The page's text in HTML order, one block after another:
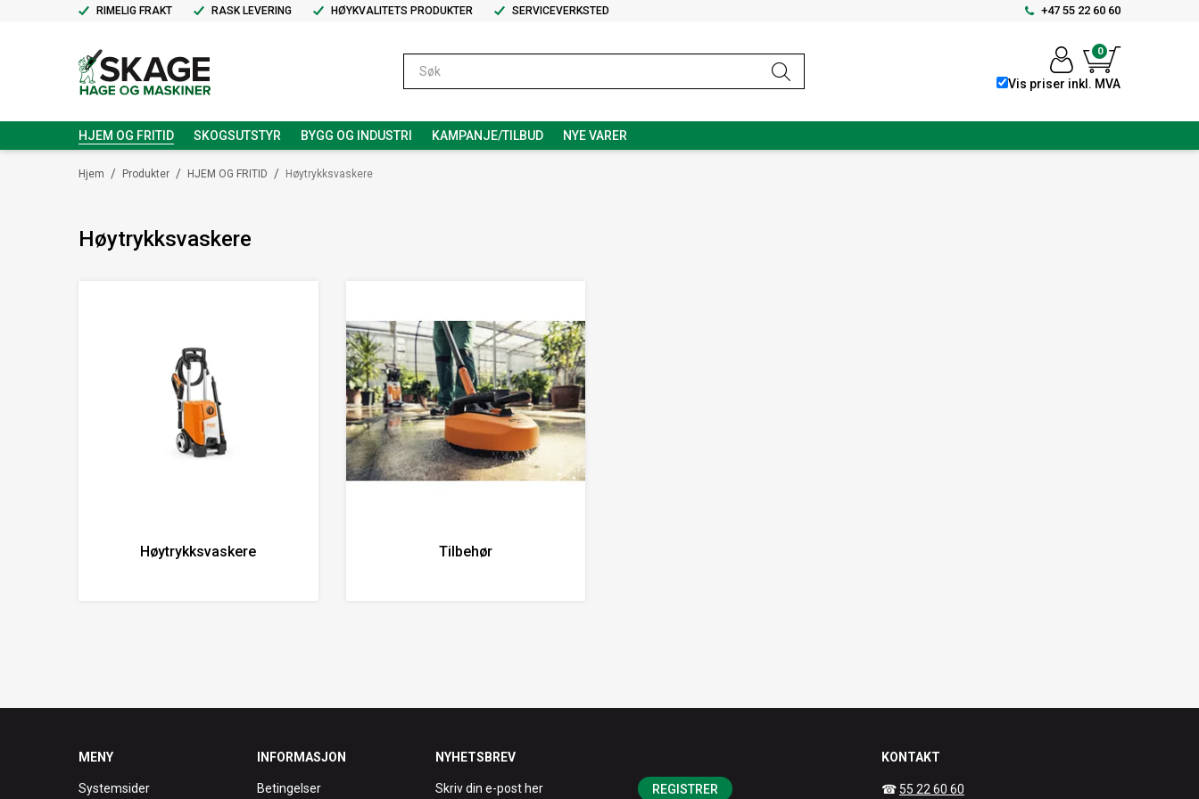
RIMELIG FRAKT RASK LEVERING HØYKVALITETS PRODUKTER SERVICEVERKSTED +47 55 22 60 60
0
Vis priser inkl. MVA
HJEM OG FRITID SKOGSUTSTYR BYGG OG INDUSTRI KAMPANJE/TILBUD NYE VARER
/
Hjem /
Produkter /
HJEM OG FRITID Høytrykksvaskere
Høytrykksvaskere
Høytrykksvaskere Tilbehør
MENY
Systemsider
INFORMASJON
Betingelser
NYHETSBREV
REGISTRER
KONTAKT
☎ 55 22 60 60